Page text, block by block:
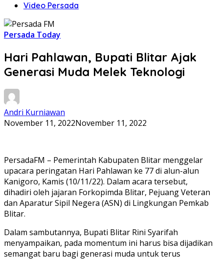
Video Persada
Persada Today
Hari Pahlawan, Bupati Blitar Ajak
Generasi Muda Melek Teknologi
Andri Kurniawan
November 11, 2022November 11, 2022
PersadaFM – Pemerintah Kabupaten Blitar menggelar
upacara peringatan Hari Pahlawan ke 77 di alun-alun
Kanigoro, Kamis (10/11/22). Dalam acara tersebut,
dihadiri oleh jajaran Forkopimda Blitar, Pejuang Veteran
dan Aparatur Sipil Negera (ASN) di Lingkungan Pemkab
Blitar.
Dalam sambutannya, Bupati Blitar Rini Syarifah
menyampaikan, pada momentum ini harus bisa dijadikan
semangat baru bagi generasi muda untuk terus